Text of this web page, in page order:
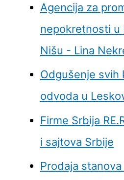
Agencija za
nepokretnosti u
Nišu - Lina
Odgušenje svih
odvoda u
Firme Srbija
i sajtova Srbije
Prodaja